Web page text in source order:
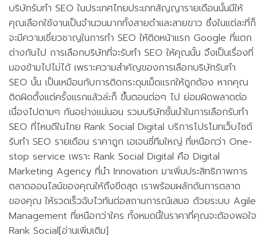
บริษัทรับทำ SEO ในประเทศไทยประเภทสัญญารายเดือนนั้นมีให้
คุณเลือกใช้งานเป็นจำนวนมากทั้งสายดำและสายขาว ซึ่งในแต่ละที่ก็
จะมีความเชี่ยวชาญในการทำ SEO ให้ติดหน้าแรก Google ที่แตก
ต่างกันไป การเลือกบริษัทที่จะรับทำ SEO ให้คุณนั้น จึงเป็นเรื่องที่
มองข้ามไปไม่ได้ เพราะความสำคัญของการเลือกบริษัทรับทำ
SEO นั้น เป็นเหมือนกับการติดกระดุมเม็ดแรกให้ถูกต้อง หากคุณ
ติดผิดตั้งแต่ครั้งแรกแล้วล่ะก็ ขึ้นตอนต่อๆ ไป ย่อมผิดพลาดต่อ
เนื่องไปตามๆ กันอย่างแน่นอน รวมบริษัทชั้นนำในการเลือกรับทำ
SEO ที่ไหนดีในไทย Rank Social Digital บริการโปรโมทเว็บไซต์
รับทำ SEO รายเดือน ราคาถูก เอเจนซี่ทีมใหญ่ ที่เหนือกว่า One-
stop service เพราะ Rank Social Digital คือ Digital
Marketing Agency ที่นำ Innovation มาเพิ่มประสิทธิภาพการ
ตลาดออนไลน์ของคุณให้ถึงขีดสุด เราพร้อมผลักดันการตลาด
ของคุณ ให้รวดเร็วฉับไวทันต่อสถานการณ์เสมอ ด้วยระบบ Agile
Management ที่เหนือกว่าใคร ทั้งหมดนี้ในราคาที่คุณจะต้องพอใจ
Rank Social[อ่านเพิ่มเติม]